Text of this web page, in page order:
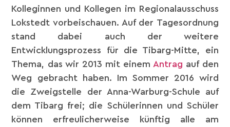
Kolleginnen und Kollegen im Regionalausschuss
Lokstedt vorbeischauen. Auf der Tagesordnung
stand dabei auch der weitere
Entwicklungsprozess für die Tibarg-Mitte, ein
Thema, das wir 2013 mit einem Antrag auf den
Weg gebracht haben. Im Sommer 2016 wird
die Zweigstelle der Anna-Warburg-Schule auf
dem Tibarg frei; die Schülerinnen und Schüler
können erfreulicherweise künftig alle am